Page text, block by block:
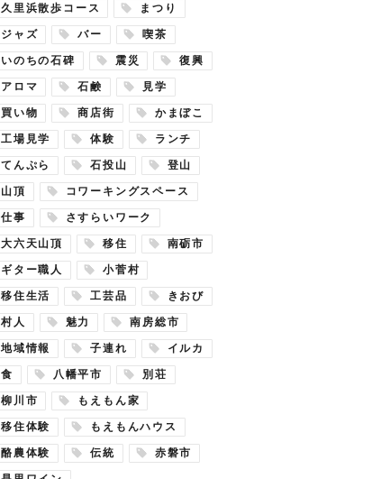
久里浜散歩コース まつり
ジャズ バー 喫茶
いのちの石碑 震災 復興
アロマ 石鹸 見学
買い物 商店街 かまぼこ
工場見学 体験 ランチ
てんぷら 石投山 登山
山頂 コワーキングスペース
仕事 さすらいワーク
大六天山頂 移住 南砺市
ギター職人 小菅村
移住生活 工芸品 きおび
村人 魅力 南房総市
地域情報 子連れ イルカ
食 八幡平市 別荘
柳川市 もえもん家
移住体験 もえもんハウス
酪農体験 伝統 赤磐市